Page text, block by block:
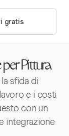
gratis
Pittura
sfida di
e i costi
con un
integrazione